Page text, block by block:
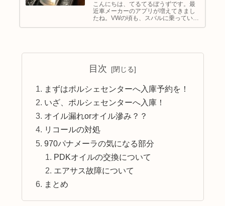
こんにちは、てるてるぼうずです。最
近車メーカーのアプリが増えてきまし
たね。VWの頃も、スバルに乗っている
目次
まずはポルシェセンターへ入庫予約を！
いざ、ポルシェセンターへ入庫！
オイル漏れorオイル滲み？？
リコールの対処
970パナメーラの気になる部分
PDKオイルの交換について
エアサス故障について
まとめ